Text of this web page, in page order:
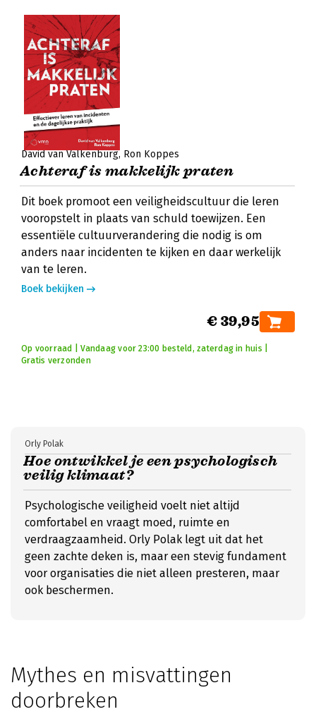
David van Valkenburg Ron Koppes
Achteraf is makkelijk praten
Dit boek promoot een veiligheidscultuur die leren
vooropstelt in plaats van schuld toewijzen. Een
essentiële cultuurverandering die nodig is om
anders naar incidenten te kijken en daar werkelijk
van te leren.
Boek bekijken
€ 39,95
Op voorraad | Vandaag voor 23:00 besteld, zaterdag in huis |
Gratis verzonden
Hoe ontwikkel je een psychologisch
veilig klimaat?
Orly Polak
Psychologische veiligheid voelt niet altijd
comfortabel en vraagt moed, ruimte en
verdraagzaamheid. Orly Polak legt uit dat het
geen zachte deken is, maar een stevig fundament
voor organisaties die niet alleen presteren, maar
ook beschermen.
Mythes en misvattingen
doorbreken